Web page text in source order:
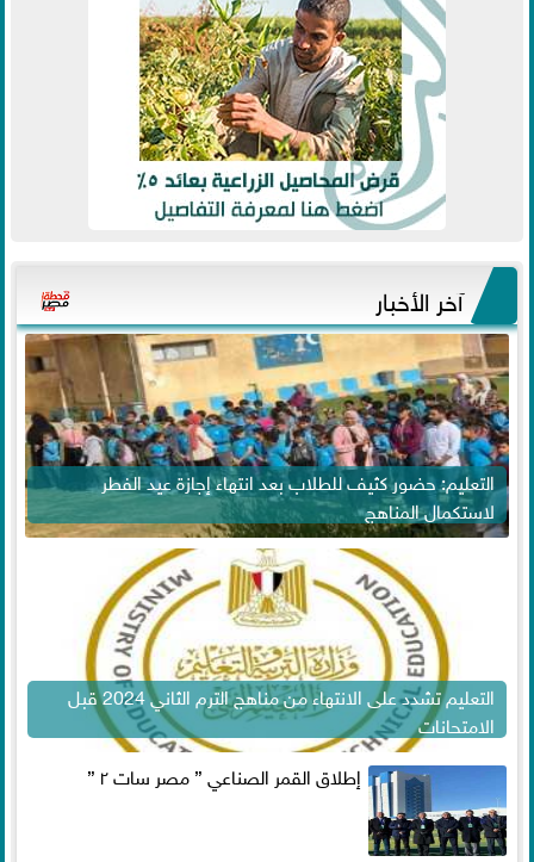
آخر الأخبار
التعليم: حضور كثيف للطلاب بعد انتهاء إجازة عيد الفطر
لاستكمال المناهج
التعليم تشدد على الانتهاء من مناهج الترم الثاني 2024 قبل
الامتحانات
إطلاق القمر الصناعي ” مصر سات ٢ ”